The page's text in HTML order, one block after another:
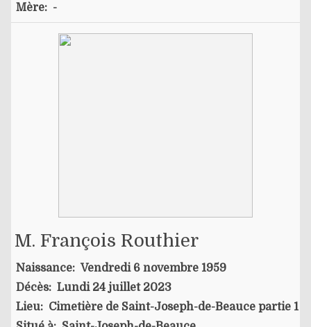
Mère: -
M. François Routhier
Naissance: Vendredi 6 novembre 1959
Décès: Lundi 24 juillet 2023
Lieu: Cimetière de Saint-Joseph-de-Beauce partie 1